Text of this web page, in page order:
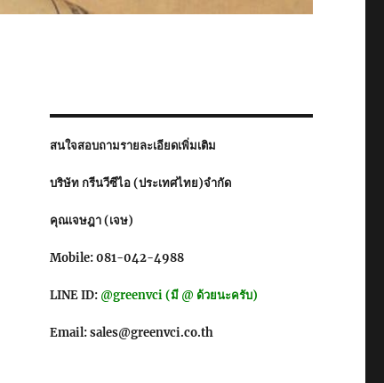
สนใจสอบถามรายละเอียดเพิ่มเติม
บริษัท กรีนวีซีไอ (ประเทศไทย)จำกัด
คุณเจษฎา (เจษ)
Mobile: 081-042-4988
LINE ID: @greenvci (มี @ ด้วยนะครับ)
Email: sales@greenvci.co.th